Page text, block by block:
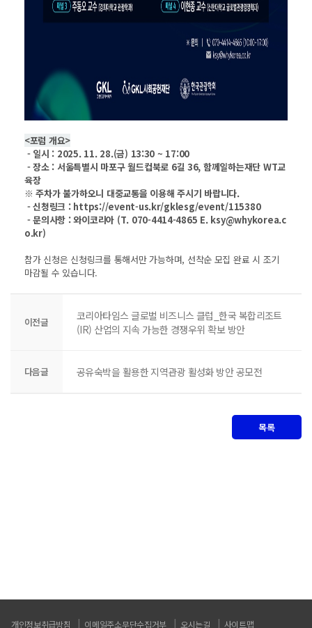
<포럼 개요>
- 일시 : 2025. 11. 28.(금) 13:30 ~ 17:00
- 장소 : 서울특별시 마포구 월드컵북로 6길 36, 함께일하는재단 WT교
육장
※ 주차가 불가하오니 대중교통을 이용해 주시기 바랍니다.
- 신청링크 : https://event-us.kr/gklesg/event/115380
- 문의사항 : 와이코리아 (T. 070-4414-4865 E. ksy@whykorea.c
o.kr)
참가 신청은 신청링크를 통해서만 가능하며, 선착순 모집 완료 시 조기
마감될 수 있습니다.
이전글
코리아타임스 글로벌 비즈니스 클럽_한국 복합리조트
(IR) 산업의 지속 가능한 경쟁우위 확보 방안
다음글 공유숙박을 활용한 지역관광 활성화 방안 공모전
목록
개인정보취급방침 이메일주소무단수집거부 오시는길 사이트맵